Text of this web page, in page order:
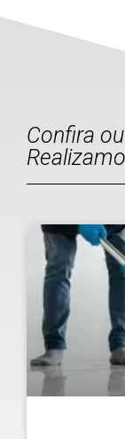
Confira